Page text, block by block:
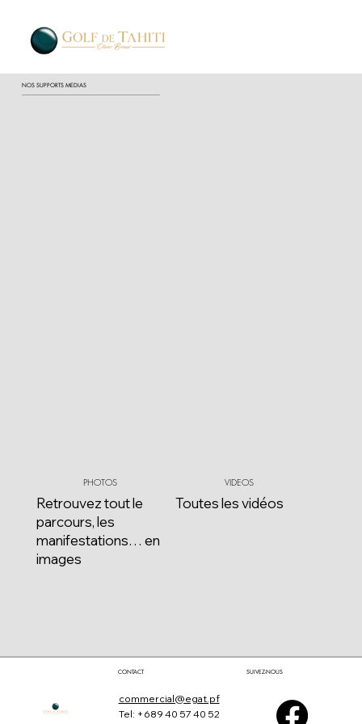
NOS SUPPORTS MEDIAS
PHOTOS
Retrouvez tout le
parcours, les
manifestations… en
images
VIDEOS
Toutes les vidéos
CONTACT
commercial@egat.pf
Tel: +689 40 57 40 52
SUIVEZ-NOUS